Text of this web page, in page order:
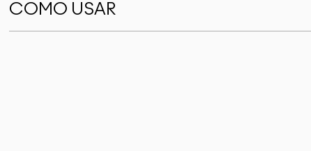
COMO USAR